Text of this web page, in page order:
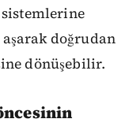
aşarak doğrudan
dönüşebilir.